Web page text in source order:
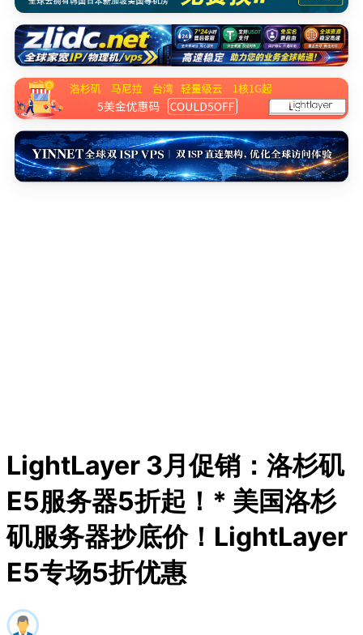
LightLayer 3月促销：洛杉矶
E5服务器5折起！* 美国洛杉
矶服务器抄底价！LightLayer
E5专场5折优惠